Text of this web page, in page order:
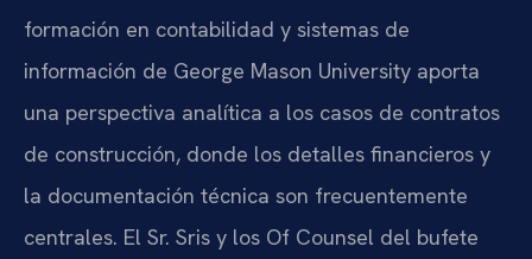
formación en contabilidad y sistemas de
información de George Mason University aporta
una perspectiva analítica a los casos de contratos
de construcción, donde los detalles financieros y
la documentación técnica son frecuentemente
centrales. El Sr. Sris y los Of Counsel del bufete